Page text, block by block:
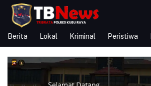
Berita Lokal Kriminal Peristiwa